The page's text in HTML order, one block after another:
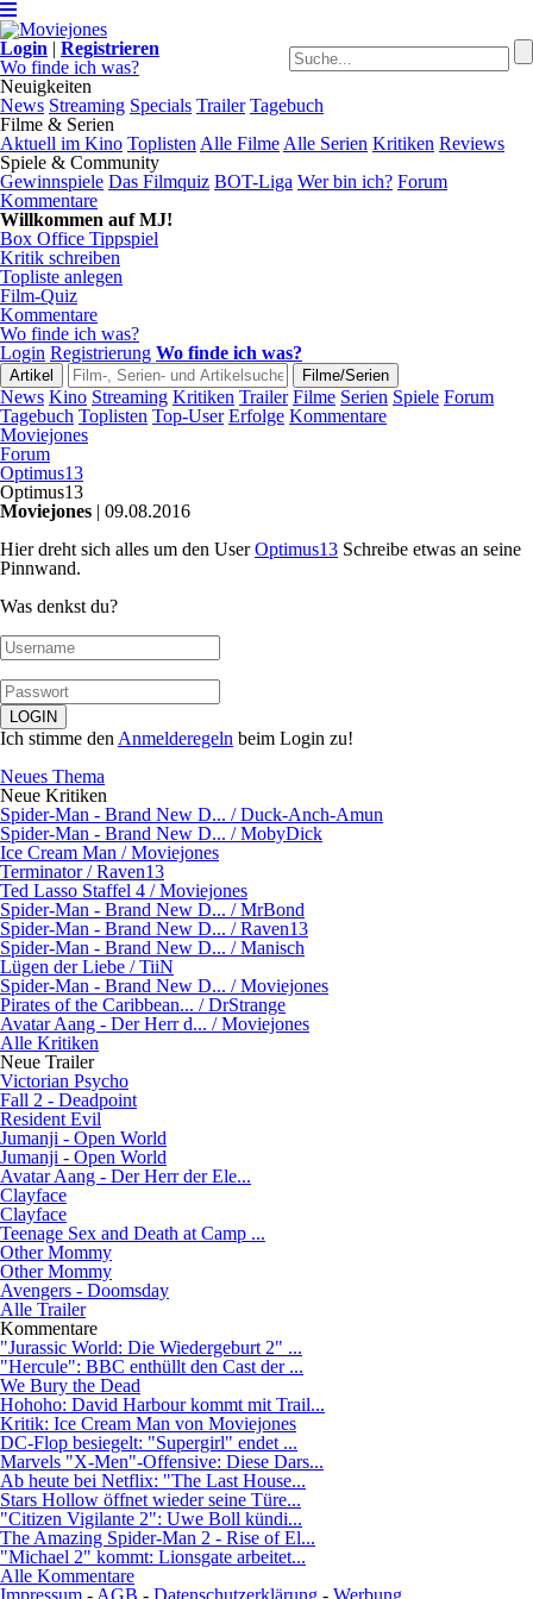
Login | Registrieren
Wo finde ich was?
Neuigkeiten
News Streaming Specials Trailer Tagebuch
Filme & Serien
Aktuell im Kino Toplisten Alle Filme Alle Serien Kritiken Reviews
Spiele & Community
Gewinnspiele Das Filmquiz BOT-Liga Wer bin ich? Forum
Kommentare
Willkommen auf MJ!
Box Office Tippspiel
Kritik schreiben
Topliste anlegen
Film-Quiz
Kommentare
Wo finde ich was?
Login Registrierung Wo finde ich was?
News Kino Streaming Kritiken Trailer Filme Serien Spiele Forum
Tagebuch Toplisten Top-User Erfolge Kommentare
Moviejones
Forum
Optimus13
Optimus13
Moviejones | 09.08.2016
Hier dreht sich alles um den UserOptimus13 Schreibe etwas an seine
Pinnwand.
Was denkst du?
Ich stimme den Anmelderegeln beim Login zu!
Neues Thema
Neue Kritiken
Spider-Man - Brand New D... / Duck-Anch-Amun
Spider-Man - Brand New D... / MobyDick
Ice Cream Man / Moviejones
Terminator / Raven13
Ted Lasso Staffel 4 / Moviejones
Spider-Man - Brand New D... / MrBond
Spider-Man - Brand New D... / Raven13
Spider-Man - Brand New D... / Manisch
Lügen der Liebe / TiiN
Spider-Man - Brand New D... / Moviejones
Pirates of the Caribbean... / DrStrange
Avatar Aang - Der Herr d... / Moviejones
Alle Kritiken
Neue Trailer
Victorian Psycho
Fall 2 - Deadpoint
Resident Evil
Jumanji - Open World
Jumanji - Open World
Avatar Aang - Der Herr der Ele...
Clayface
Clayface
Teenage Sex and Death at Camp ...
Other Mommy
Other Mommy
Avengers - Doomsday
Alle Trailer
Kommentare
"Jurassic World: Die Wiedergeburt 2" ...
"Hercule": BBC enthüllt den Cast der ...
We Bury the Dead
Hohoho: David Harbour kommt mit Trail...
Kritik: Ice Cream Man von Moviejones
DC-Flop besiegelt: "Supergirl" endet ...
Marvels "X-Men"-Offensive: Diese Dars...
Ab heute bei Netflix: "The Last House...
Stars Hollow öffnet wieder seine Türe...
"Citizen Vigilante 2": Uwe Boll kündi...
The Amazing Spider-Man 2 - Rise of El...
"Michael 2" kommt: Lionsgate arbeitet...
Alle Kommentare
Impressum - AGB - Datenschutzerklärung - Werbung